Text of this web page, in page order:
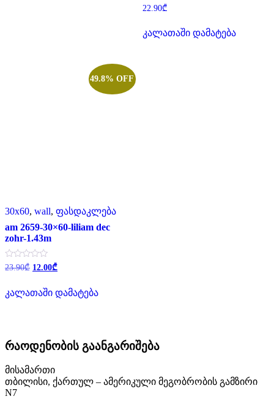
შეფასება
0
5-
დან
22.90₾
კალათაში დამატება
49.8% OFF
30x60, wall, ფასდაკლება
am 2659-30×60-liliam dec
zohr-1.43m
შეფასება
0
5-
დან
23.90₾ Original
23.90₾.
12.00₾Current
12.00₾.
კალათაში დამატება
რაოდენობის გაანგარიშება
მისამართი
თბილისი, ქართულ – ამერიკული მეგობრობის გამზირი
N7